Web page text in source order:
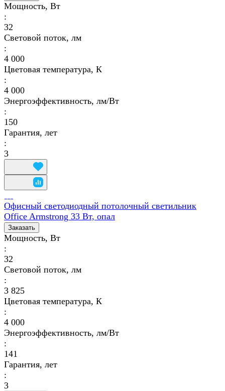
Мощность, Вт
:
32
Световой поток, лм
:
4 000
Цветовая температура, К
:
4 000
Энергоэффективность, лм/Вт
:
150
Гарантия, лет
:
3
Офисный светодиодный потолочный светильник
Office Armstrong 33 Вт, опал
Заказать
Мощность, Вт
:
32
Световой поток, лм
:
3 825
Цветовая температура, К
:
4 000
Энергоэффективность, лм/Вт
:
141
Гарантия, лет
:
3